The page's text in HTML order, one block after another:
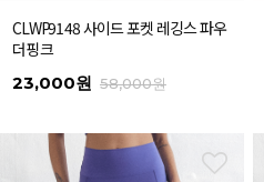
CLWP9148 사이드 포켓 레깅스 파우
더핑크
23,000원 58,000원